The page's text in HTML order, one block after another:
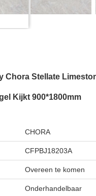
Chora Stellate
Kijkt 900*1800mm
CHORA
CFPBJ18203A
Overeen te komen
Onderhandelbaar